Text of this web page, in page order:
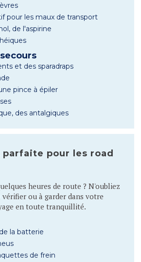
pour les maux de transport
de l'aspirine
et des sparadraps
pince à épiler
des antalgiques
pour les road
heures de route ? N'oubliez
vérifier ou à garder dans votre
en toute tranquillité.
la batterie
de frein